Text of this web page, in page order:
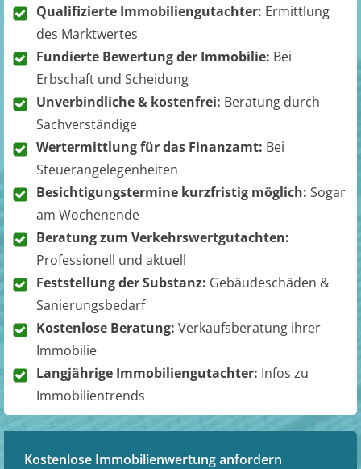
Qualifizierte Immobiliengutachter: Ermittlung
des Marktwertes
Fundierte Bewertung der Immobilie: Bei
Erbschaft und Scheidung
Unverbindliche & kostenfrei: Beratung durch
Sachverständige
Wertermittlung für das Finanzamt: Bei
Steuerangelegenheiten
Besichtigungstermine kurzfristig möglich: Sogar
am Wochenende
Beratung zum Verkehrswertgutachten:
Professionell und aktuell
Feststellung der Substanz: Gebäudeschäden &
Sanierungsbedarf
Kostenlose Beratung: Verkaufsberatung ihrer
Immobilie
Langjährige Immobiliengutachter: Infos zu
Immobilientrends
Kostenlose Immobilienwertung anfordern